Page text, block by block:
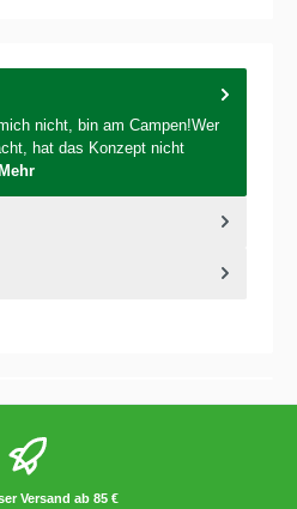
nicht, bin am Campen!Wer
hat das Konzept nicht
Versand ab 85 €